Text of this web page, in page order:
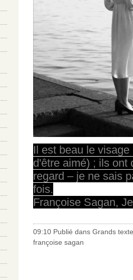
Il est beau le
d'être aimé) ; ils ont
regard – je ne sais
fois.
Françoise Sagan,
09:10 Publié dans Grands
françoise sagan